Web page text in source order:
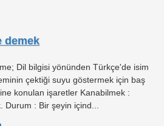
demek
Dil bilgisi yönünden Türkçe'de isim
çektiği suyu göstermek için baş
konulan işaretler Kanabilmek :
Durum : Bir şeyin içind...